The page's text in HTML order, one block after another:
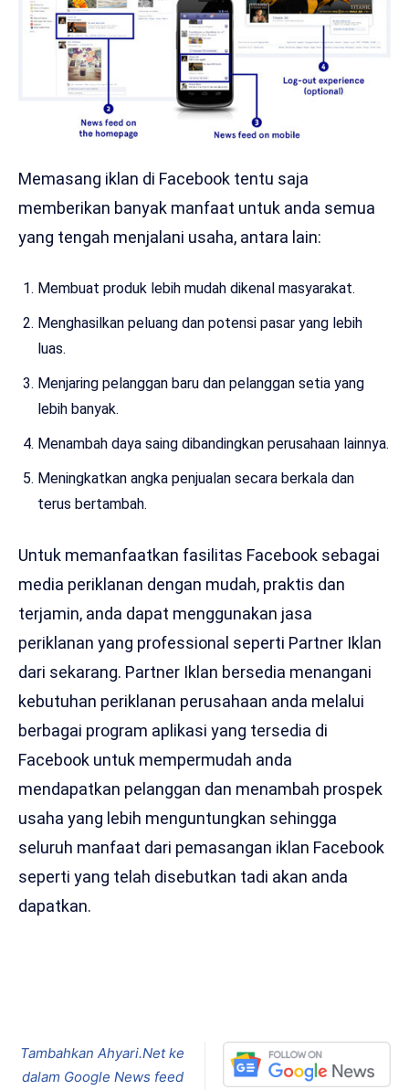
Memasang iklan di Facebook tentu saja
memberikan banyak manfaat untuk anda semua
yang tengah menjalani usaha, antara lain:
Membuat produk lebih mudah dikenal masyarakat.
Menghasilkan peluang dan potensi pasar yang lebih
luas.
Menjaring pelanggan baru dan pelanggan setia yang
lebih banyak.
Menambah daya saing dibandingkan perusahaan lainnya.
Meningkatkan angka penjualan secara berkala dan
terus bertambah.
Untuk memanfaatkan fasilitas Facebook sebagai
media periklanan dengan mudah, praktis dan
terjamin, anda dapat menggunakan jasa
periklanan yang professional seperti Partner Iklan
dari sekarang. Partner Iklan bersedia menangani
kebutuhan periklanan perusahaan anda melalui
berbagai program aplikasi yang tersedia di
Facebook untuk mempermudah anda
mendapatkan pelanggan dan menambah prospek
usaha yang lebih menguntungkan sehingga
seluruh manfaat dari pemasangan iklan Facebook
seperti yang telah disebutkan tadi akan anda
dapatkan.
Tambahkan Ahyari.Net ke
dalam Google News feed